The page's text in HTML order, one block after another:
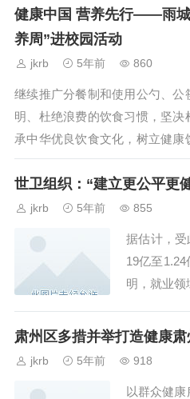
健康中国 营养先行——雨
养周”进校园活动
jkrb 5年前 860
继续推广分餐制和使用公勺、
明、杜绝浪费的饮食习惯，坚
承中华优良饮食文化，树立健
设。...
世卫组织：“建立更公平更
jkrb 5年前 855
据估计，
19亿至
明，就业领
性。...
肃州区多措并举打造健康肃
jkrb 5年前 918
以群众健